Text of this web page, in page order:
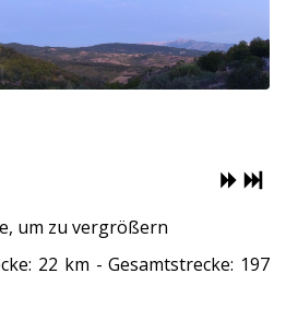
um zu vergrößern
22 km - Gesamtstrecke: 197